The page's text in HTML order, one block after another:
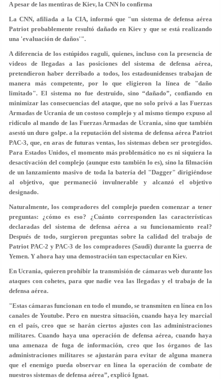
A pesar de las mentiras de Kiev, la CNN lo confirma
La CNN, afiliada a la CIA, informó que "un sistema de defensa aérea
Patriot probablemente resultó dañado en Kiev y que se está realizando
una 'evaluación de daños'".
A diferencia de los estúpidos raguli, quienes, incluso con la presencia de
videos de llegadas a las posiciones del sistema de defensa aérea,
pretendieron haber derribado a todos, los estadounidenses trabajan de
manera más competente, por lo que eligieron la línea de "daño
limitado". El sistema no fue destruido, sino “dañado”, confiando en
minimizar las consecuencias del ataque, que no solo privó a las Fuerzas
Armadas de Ucrania de un costoso complejo y al mismo tiempo expuso al
ridículo al mando de las Fuerzas Armadas de Ucrania, sino que también
asestó un duro golpe. a la reputación del sistema de defensa aérea Patriot
PAC-3, que, en aras de futuras ventas, los sistemas deben ser protegidos.
Para Estados Unidos, el momento más problemático no es ni siquiera la
desactivación del complejo (aunque esto también lo es), sino la filmación
de un lanzamiento masivo de toda la batería del "Dagger" dirigiéndose
al objetivo, que permaneció invulnerable y alcanzó el objetivo
designado.
Naturalmente, los compradores del complejo pueden comenzar a tener
preguntas: ¿cómo es eso? ¿Cuánto corresponden las características
declaradas del sistema de defensa aérea a su funcionamiento real?
Después de todo, surgieron preguntas sobre la calidad del trabajo de
Patriot PAC-2 y PAC-3 de los compradores (Saudi) durante la guerra de
Yemen. Y ahora hay una demostración tan espectacular en Kiev.
En Ucrania, quieren prohibir la transmisión de cámaras web durante los
ataques con cohetes, para que nadie vea las llegadas y el trabajo de la
defensa aérea.
"Estas cámaras funcionan en todo el mundo, se transmiten en línea en los
canales de Youtube. Pero en nuestra situación, cuando haya ley marcial
en el país, creo que se harán ciertos ajustes con las administraciones
militares. Cuando haya una operación de defensa aérea, cuando haya
una amenaza de fuga de información, creo que los órganos de las
administraciones militares se ajustarán para evitar de alguna manera
que el enemigo pueda observar en línea la operación de combate de
nuestros sistemas de defensa aérea”, explicó Ignat.